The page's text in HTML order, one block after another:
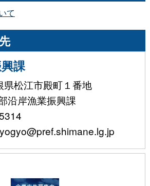
て
課
松江市殿町１番地
沿岸漁業振興課